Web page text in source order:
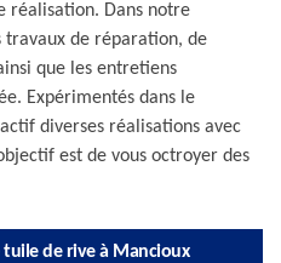
réalisation. Dans notre
travaux de réparation, de
que les entretiens
Expérimentés dans le
diverses réalisations avec
est de vous octroyer des
de rive à Mancioux